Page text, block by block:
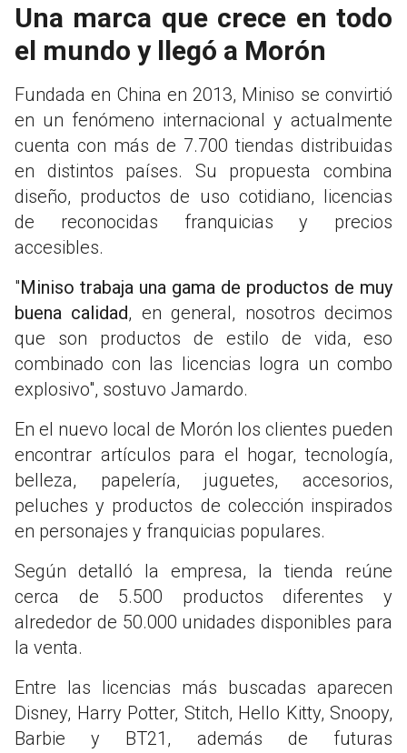
Una marca que crece en todo
el mundo y llegó a Morón
Fundada en China en 2013, Miniso se convirtió
en un fenómeno internacional y actualmente
cuenta con más de 7.700 tiendas distribuidas
en distintos países. Su propuesta combina
diseño, productos de uso cotidiano, licencias
de reconocidas franquicias y precios
accesibles.
"Miniso trabaja una gama de productos de muy
buena calidad, en general, nosotros decimos
que son productos de estilo de vida, eso
combinado con las licencias logra un combo
explosivo", sostuvo Jamardo.
En el nuevo local de Morón los clientes pueden
encontrar artículos para el hogar, tecnología,
belleza, papelería, juguetes, accesorios,
peluches y productos de colección inspirados
en personajes y franquicias populares.
Según detalló la empresa, la tienda reúne
cerca de 5.500 productos diferentes y
alrededor de 50.000 unidades disponibles para
la venta.
Entre las licencias más buscadas aparecen
Disney, Harry Potter, Stitch, Hello Kitty, Snoopy,
Barbie y BT21, además de futuras